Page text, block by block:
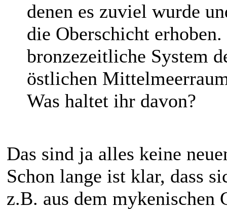
denen es zuviel wurde
die Oberschicht
bronzezeitliche System
östlichen
Was haltet ihr davon?
Das sind ja alles keine
Schon lange ist klar, dass
z.B. aus dem mykenischen